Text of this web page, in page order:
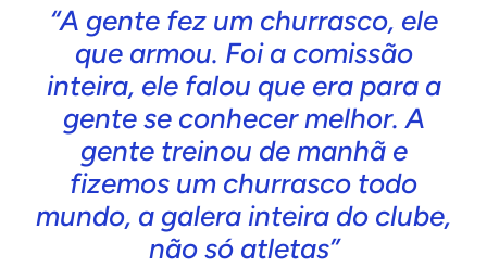
“A gente fez um churrasco, ele
que armou. Foi a comissão
inteira, ele falou que era para a
gente se conhecer melhor. A
gente treinou de manhã e
fizemos um churrasco todo
mundo, a galera inteira do clube,
não só atletas”